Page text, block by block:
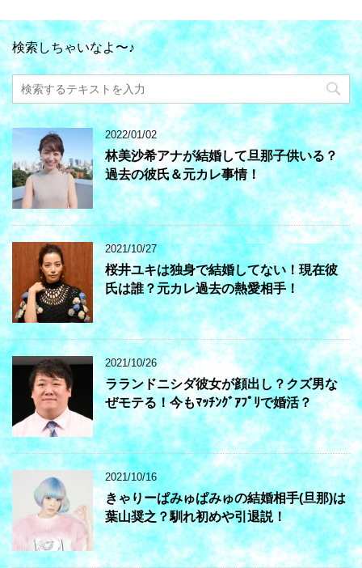
検索しちゃいなよ〜♪
2022/01/02
林美沙希アナが結婚して旦那子供いる？
過去の彼氏＆元カレ事情！
2021/10/27
桜井ユキは独身で結婚してない！現在彼
氏は誰？元カレ過去の熱愛相手！
2021/10/26
ラランドニシダ彼女が顔出し？クズ男な
ぜモテる！今もﾏｯﾁﾝｸﾞｱﾌﾟﾘで婚活？
2021/10/16
きゃりーぱみゅぱみゅの結婚相手(旦那)は
葉山奨之？馴れ初めや引退説！